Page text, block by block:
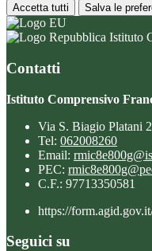
Accetta tutti Salva le
Istituto
Contatti
Istituto Comprensivo
Via S. Biagio Platani
Tel: 062008260
Email:
PEC:
C.F.: 97713350581
https://
Seguici su